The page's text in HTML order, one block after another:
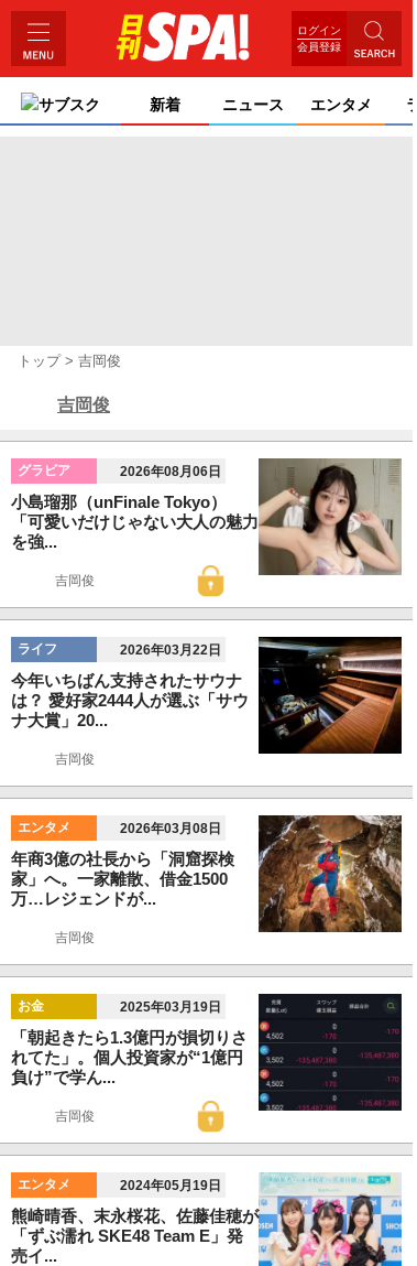
ログイン
会員登録
サブスク 新着 ニュース エンタメ
トップ 吉岡俊
吉岡俊
グラビア 2026年08月06日
小島瑠那（unFinale Tokyo）
「可愛いだけじゃない大人の魅力
を強...
吉岡俊
ライフ 2026年03月22日
今年いちばん支持されたサウナ
は？ 愛好家2444人が選ぶ「サウ
ナ大賞」20...
吉岡俊
エンタメ 2026年03月08日
年商3億の社長から「洞窟探検
家」へ。一家離散、借金1500
万…レジェンドが...
吉岡俊
お金 2025年03月19日
「朝起きたら1.3億円が損切りさ
れてた」。個人投資家が“1億円
負け”で学ん...
吉岡俊
エンタメ 2024年05月19日
熊崎晴香、末永桜花、佐藤佳穂が
「ずぶ濡れ SKE48 Team E」発
売イ...